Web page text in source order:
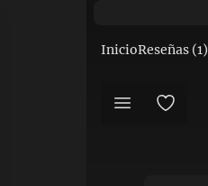
InicioReseñas (1)